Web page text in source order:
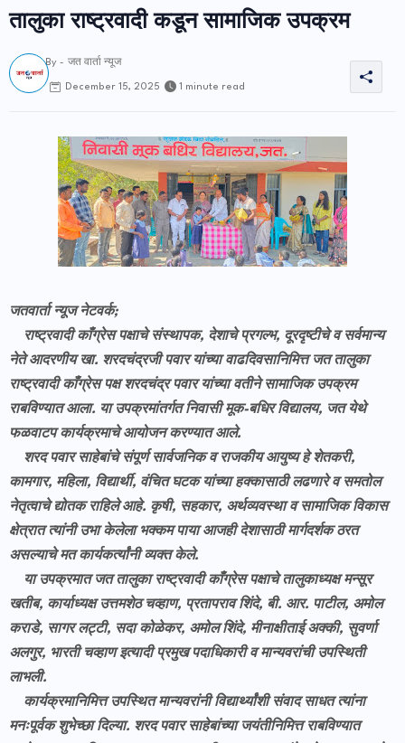
तालुका राष्ट्रवादी कडून सामाजिक उपक्रम
By - जत वार्ता न्यूज
December 15, 2025 1 minute read
जतवार्ता न्यूज नेटवर्क;
राष्ट्रवादी काँग्रेस पक्षाचे संस्थापक, देशाचे प्रगल्भ, दूरदृष्टीचे व सर्वमान्य
नेते आदरणीय खा. शरदचंद्रजी पवार यांच्या वाढदिवसानिमित्त जत तालुका
राष्ट्रवादी काँग्रेस पक्ष शरदचंद्र पवार यांच्या वतीने सामाजिक उपक्रम
राबविण्यात आला. या उपक्रमांतर्गत निवासी मूक-बधिर विद्यालय, जत येथे
फळवाटप कार्यक्रमाचे आयोजन करण्यात आले.
शरद पवार साहेबांचे संपूर्ण सार्वजनिक व राजकीय आयुष्य हे शेतकरी,
कामगार, महिला, विद्यार्थी, वंचित घटक यांच्या हक्कासाठी लढणारे व समतोल
नेतृत्वाचे द्योतक राहिले आहे. कृषी, सहकार, अर्थव्यवस्था व सामाजिक विकास
क्षेत्रात त्यांनी उभा केलेला भक्कम पाया आजही देशासाठी मार्गदर्शक ठरत
असल्याचे मत कार्यकर्त्यांनी व्यक्त केले.
या उपक्रमात जत तालुका राष्ट्रवादी काँग्रेस पक्षाचे तालुकाध्यक्ष मन्सूर
खतीब, कार्याध्यक्ष उत्तमशेठ चव्हाण, प्रतापराव शिंदे, बी. आर. पाटील, अमोल
कराडे, सागर लट्टी, सदा कोळेकर, अमोल शिंदे, मीनाक्षीताई अक्की, सुवर्णा
अलगुर, भारती चव्हाण इत्यादी प्रमुख पदाधिकारी व मान्यवरांची उपस्थिती
लाभली.
कार्यक्रमानिमित्त उपस्थित मान्यवरांनी विद्यार्थ्यांशी संवाद साधत त्यांना
मनःपूर्वक शुभेच्छा दिल्या. शरद पवार साहेबांच्या जयंतीनिमित्त राबविण्यात